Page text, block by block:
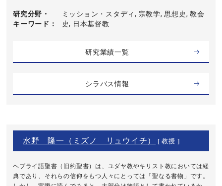
研究分野・
キーワード
ミッション・スタディ, 宗教学, 思想史, 教会
史, 日本基督教
研究業績一覧
シラバス情報
水野 隆一（ミズノ リュウイチ） [ 教授 ]
ヘブライ語聖書（旧約聖書）は、ユダヤ教やキリスト教においては経
典であり、それらの信仰をもつ人々にとっては「聖なる書物」です。